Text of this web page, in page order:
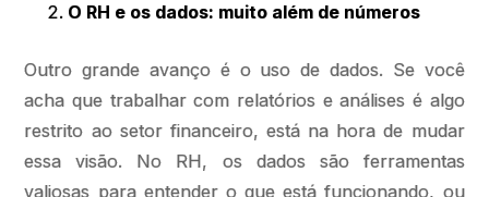
O RH e os dados: muito além de números
Outro grande avanço é o uso de dados. Se você
acha que trabalhar com relatórios e análises é algo
restrito ao setor financeiro, está na hora de mudar
essa visão. No RH, os dados são ferramentas
valiosas para entender o que está funcionando, ou